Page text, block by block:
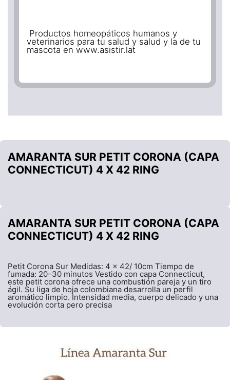
Productos homeopáticos humanos y
veterinarios para tu salud y salud y la de tu
mascota en www.asistir.lat
AMARANTA SUR PETIT CORONA (CAPA
CONNECTICUT) 4 X 42 RING
AMARANTA SUR PETIT CORONA (CAPA
CONNECTICUT) 4 X 42 RING
Petit Corona Sur Medidas: 4 x 42/ 10cm Tiempo de
fumada: 20–30 minutos Vestido con capa Connecticut,
este petit corona ofrece una combustión pareja y un tiro
ágil. Su liga de hoja colombiana desarrolla un perfil
aromático limpio. Intensidad media, cuerpo delicado y una
evolución corta pero precisa